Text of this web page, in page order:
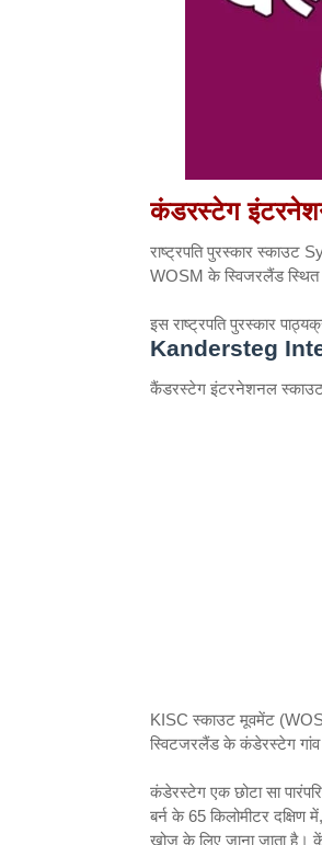
कंडरस्टेग
राष्ट्रपति पुरस्कार
WOSM के स्विजरलैंड स्थित
इस राष्ट्रपति पुरस्कार
Kandersteg
कैंडरस्टेग इंटरनेशनल
KISC स्काउट मूवमेंट
स्विटजरलैंड के कंडेरस्टेग गांव
कंडेरस्टेग एक छोटा सा
बर्न के 65 किलोमीटर
खोज के लिए जाना जाता